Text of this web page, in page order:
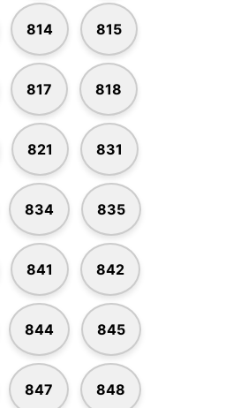
814 815
817 818
821 831
834 835
841 842
844 845
847 848